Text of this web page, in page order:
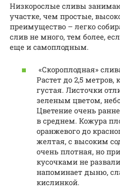
Низкорослые сливы
участке, чем простые,
преимущество – легко
слив не много, тем более,
еще и самоплодным.
«Скороплодная»
Растет до 2,5 метров,
густая. Листочки
зеленым цветом,
Цветение очень
в среднем. Кожура
оранжевого до
желтая, с высоким
очень плотная, но
кусочками не
напоминает дыню,
кислинкой.